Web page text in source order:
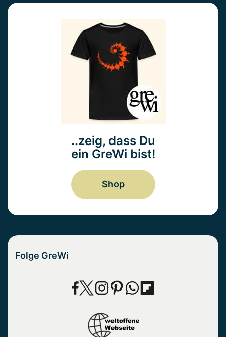
..zeig, dass Du
ein GreWi bist!
Shop
Folge GreWi